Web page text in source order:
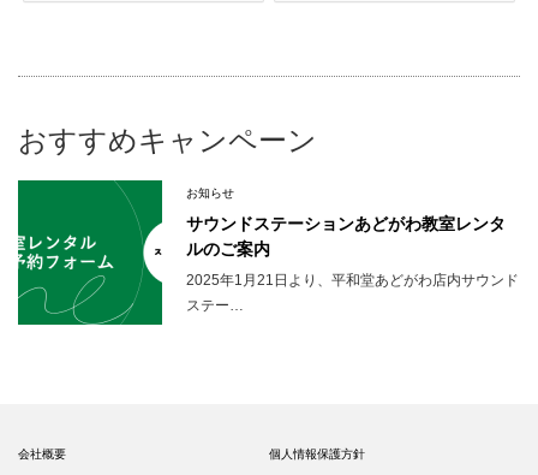
おすすめキャンペーン
お知らせ
サウンドステーションあどがわ教室レンタ
ルのご案内
2025年1月21日より、平和堂あどがわ店内サウンド
ステー…
会社概要 個人情報保護方針